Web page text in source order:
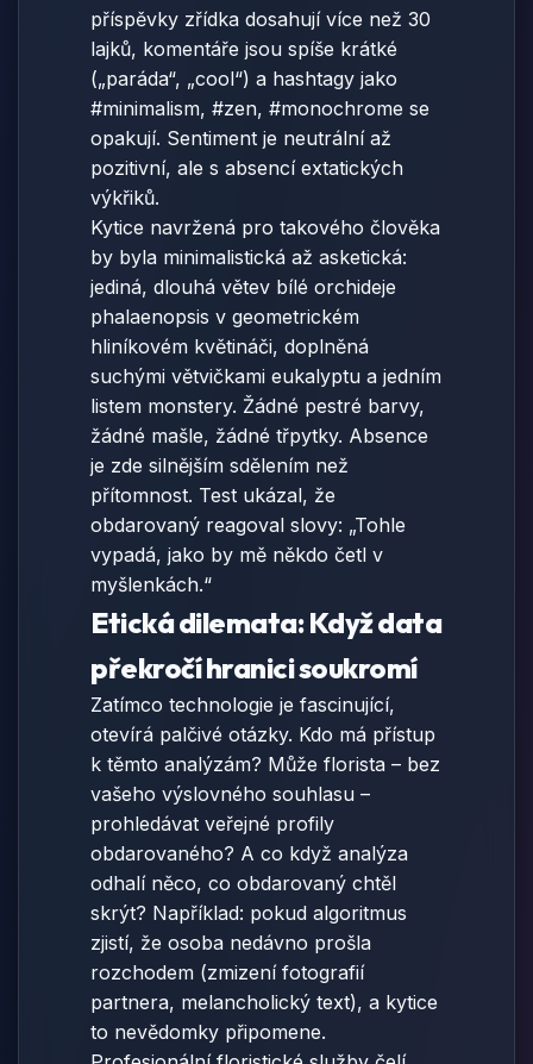
příspěvky zřídka dosahují více než 30
lajků, komentáře jsou spíše krátké
(„paráda“, „cool“) a hashtagy jako
#minimalism, #zen, #monochrome se
opakují. Sentiment je neutrální až
pozitivní, ale s absencí extatických
výkřiků.
Kytice navržená pro takového člověka
by byla minimalistická až asketická:
jediná, dlouhá větev bílé orchideje
phalaenopsis v geometrickém
hliníkovém květináči, doplněná
suchými větvičkami eukalyptu a jedním
listem monstery. Žádné pestré barvy,
žádné mašle, žádné třpytky. Absence
je zde silnějším sdělením než
přítomnost. Test ukázal, že
obdarovaný reagoval slovy: „Tohle
vypadá, jako by mě někdo četl v
myšlenkách.“
Etická dilemata: Když data
překročí hranici soukromí
Zatímco technologie je fascinující,
otevírá palčivé otázky. Kdo má přístup
k těmto analýzám? Může florista – bez
vašeho výslovného souhlasu –
prohledávat veřejné profily
obdarovaného? A co když analýza
odhalí něco, co obdarovaný chtěl
skrýt? Například: pokud algoritmus
zjistí, že osoba nedávno prošla
rozchodem (zmizení fotografií
partnera, melancholický text), a kytice
to nevědomky připomene.